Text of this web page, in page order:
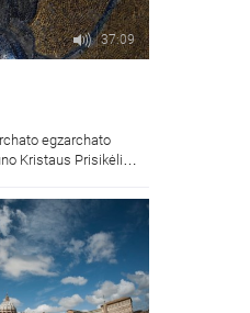
37:09
egzarchato
Kristaus Prisikėlimo
pasakoja apie